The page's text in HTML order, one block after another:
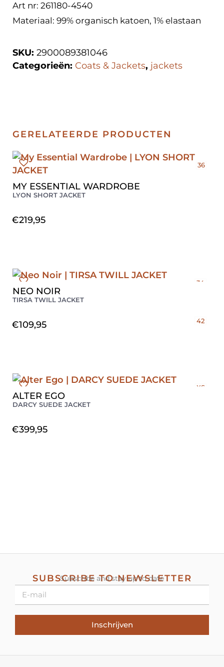
Art nr: 261180-4540
Materiaal: 99% organisch katoen, 1% elastaan
SKU: 2900089381046
Categorieën: Coats & Jackets, jackets
GERELATEERDE PRODUCTEN
MY ESSENTIAL WARDROBE
LYON SHORT JACKET
€219,95
36
NEO NOIR
TIRSA TWILL JACKET
€109,95
34
42
ALTER EGO
DARCY SUEDE JACKET
€399,95
XS
SUBSCRIBE TO NEWSLETTER
Subscribe and stay up to date
Inschrijven